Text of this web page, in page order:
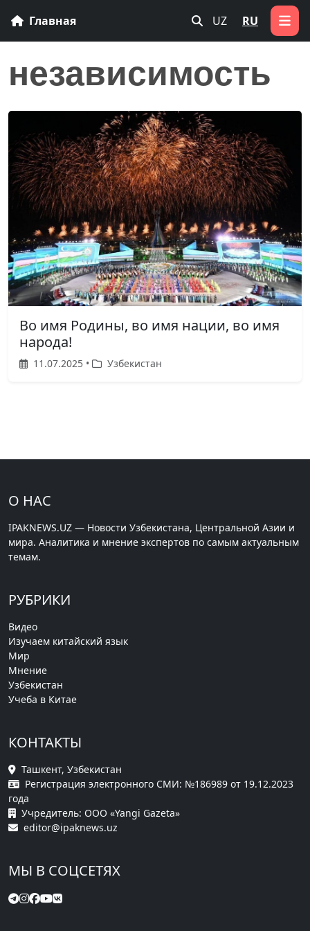
Главная UZ RU
независимость
Во имя Родины, во имя нации, во имя
народа!
11.07.2025 • Узбекистан
О НАС
IPAKNEWS.UZ — Новости Узбекистана, Центральной Азии и
мира. Аналитика и мнение экспертов по самым актуальным
темам.
РУБРИКИ
Видео
Изучаем китайский язык
Мир
Мнение
Узбекистан
Учеба в Китае
КОНТАКТЫ
Ташкент, Узбекистан
Регистрация электронного СМИ: №186989 от 19.12.2023
года
Учредитель: ООО «Yangi Gazeta»
editor@ipaknews.uz
МЫ В СОЦСЕТЯХ